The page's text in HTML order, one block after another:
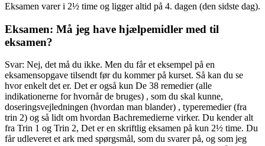
Eksamen varer i 2½ time og ligger altid på 4. dagen (den sidste dag).
Eksamen: Må jeg have hjælpemidler med til
eksamen?
Svar: Nej, det må du ikke. Men du får et eksempel på en
eksamensopgave tilsendt før du kommer på kurset. Så kan du se
hvor enkelt det er. Det er også kun De 38 remedier (alle
indikationerne for hvornår de bruges) , som du skal kunne,
doseringsvejledningen (hvordan man blander) , typeremedier (fra
trin 2) og så lidt om hvordan Bachremedierne virker. Du kender alt
fra Trin 1 og Trin 2, Det er en skriftlig eksamen på kun 2½ time. Du
får udleveret et ark med spørgsmål, som du svarer på, og som jeg